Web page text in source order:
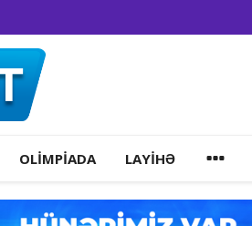
OLIMPIADA LAYIHƏ